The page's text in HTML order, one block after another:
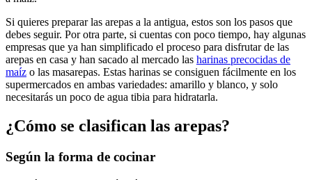
Si quieres preparar las arepas a la antigua, estos son los pasos que
debes seguir. Por otra parte, si cuentas con poco tiempo, hay algunas
empresas que ya han simplificado el proceso para disfrutar de las
arepas en casa y han sacado al mercado las harinas precocidas de
maíz o las masarepas. Estas harinas se consiguen fácilmente en los
supermercados en ambas variedades: amarillo y blanco, y solo
necesitarás un poco de agua tibia para hidratarla.
¿Cómo se clasifican las arepas?
Según la forma de cocinar